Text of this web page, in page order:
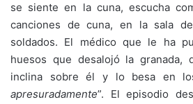
se siente en la cuna, escucha
canciones de cuna, en la sala
soldados. El médico que le ha
huesos que desalojó la granada,
inclina sobre él y lo besa en
apresuradamente”. El episodio